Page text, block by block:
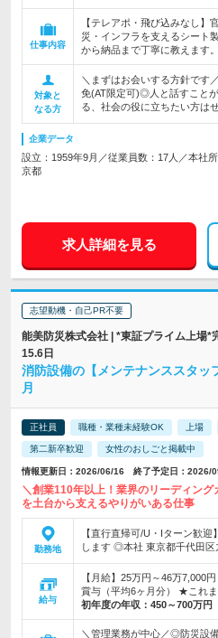
仕事内容
【テレアポ・飛び込みなし】
災・インフラを支えるシート
から納品まで丁寧に教えます。
対象と
なる方
＼まずはお会いする方針です
免(AT限定可)◎人と話すこと
る、社会の役に立ちたい方はぜ
企業データ
設立：1959年9月／従業員数：17人／本社
京都
求人詳細を見る
志望動機・自己PR不要
能美防災株式会社 | *東証プライム上場*
15.6日
消防設備の【メンテナンススタッ
月
正社員 職種・業種未経験OK 上場
第二新卒歓迎 女性のおしごと掲載中
情報更新日：2026/06/16 終了予定日：2026/
＼創業110年以上！業界のリーディン
を土台から支えるやりがいある仕事
勤務地
【直行直帰可/U・Iターン歓
します ◎本社 東京都千代田区
給与
【月給】25万円～46万7,000
賞与（平均6ヶ月分） ★これ
初年度の年収： 450～700万円
＼管理業務が中心／◎防災設